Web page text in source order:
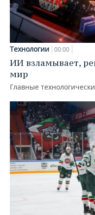
Технологии 00:00
ИИ взламывает,
мир
Главные